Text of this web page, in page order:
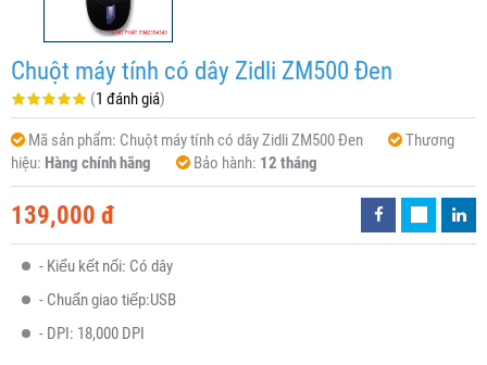
Chuột máy tính có dây Zidli ZM500 Đen
(1 đánh giá)
Mã sản phẩm: Chuột máy tính có dây Zidli ZM500 Đen
Thương
hiệu: Hàng chính hãng Bảo hành: 12 tháng
139,000 đ
- Kiểu kết nối: Có dây
- Chuẩn giao tiếp:USB
- DPI: 18,000 DPI